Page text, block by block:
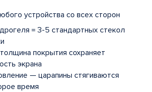
устройства со всех сторон
= 3-5 стандартных стекол
покрытия сохраняет
экрана
— царапины стягиваются
время